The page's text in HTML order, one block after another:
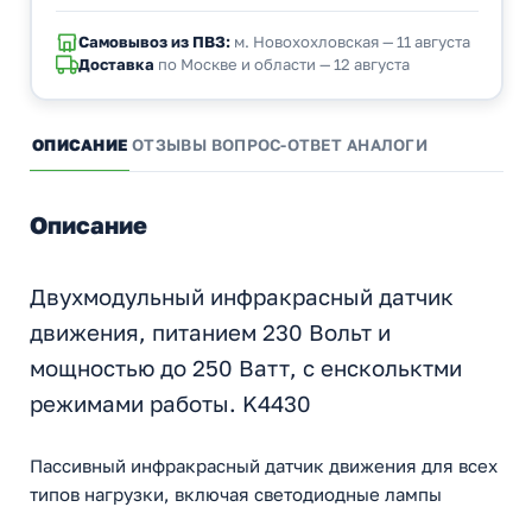
Самовывоз из ПВЗ:м. Новохохловская — 11 августа
Доставка по Москве и области — 12 августа
ОПИСАНИЕ ОТЗЫВЫ ВОПРОС-ОТВЕТ АНАЛОГИ
Описание
Двухмодульный инфракрасный датчик
движения, питанием 230 Вольт и
мощностью до 250 Ватт, с енскольктми
режимами работы. K4430
Пассивный инфракрасный датчик движения для всех
типов нагрузки, включая светодиодные лампы